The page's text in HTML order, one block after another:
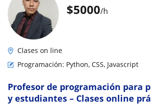
$5000/h
Clases on line
Programación: Python, CSS, Javascript
Profesor de programación para
y estudiantes – Clases online